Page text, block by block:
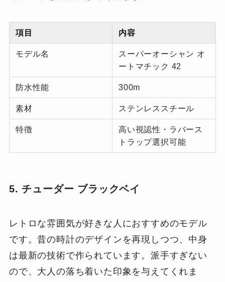
項目 内容
モデル名
スーパーオーシャン オ
ートマチック 42
防水性能 300m
素材 ステンレススチール
特徴
高い視認性・ラバース
トラップ選択可能
5. チューダー ブラックベイ
レトロな雰囲気が好きな人におすすめのモデル
です。昔の時計のデザインを再現しつつ、中身
は最新の技術で作られています。派手すぎない
ので、大人の落ち着いた印象を与えてくれま